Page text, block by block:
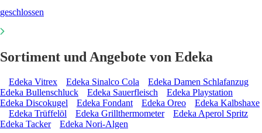
geschlossen
Sortiment und Angebote von Edeka
Edeka Vitrex Edeka Sinalco Cola
Edeka Damen Schlafanzug
Edeka Bullenschluck
Edeka Sauerfleisch
Edeka Playstation
Edeka Discokugel
Edeka Fondant Edeka Oreo
Edeka Kalbshaxe
Edeka Trüffelöl
Edeka Grillthermometer
Edeka Aperol Spritz
Edeka Tacker
Edeka Nori-Algen